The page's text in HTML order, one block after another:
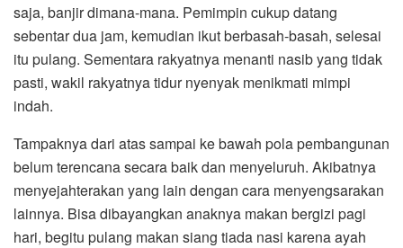
saja, banjir dimana-mana. Pemimpin cukup datang
sebentar dua jam, kemudian ikut berbasah-basah, selesai
itu pulang. Sementara rakyatnya menanti nasib yang tidak
pasti, wakil rakyatnya tidur nyenyak menikmati mimpi
indah.
Tampaknya dari atas sampai ke bawah pola pembangunan
belum terencana secara baik dan menyeluruh. Akibatnya
menyejahterakan yang lain dengan cara menyengsarakan
lainnya. Bisa dibayangkan anaknya makan bergizi pagi
hari, begitu pulang makan siang tiada nasi karena ayah